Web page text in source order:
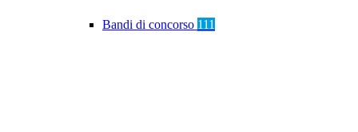
Bandi di concorso 111